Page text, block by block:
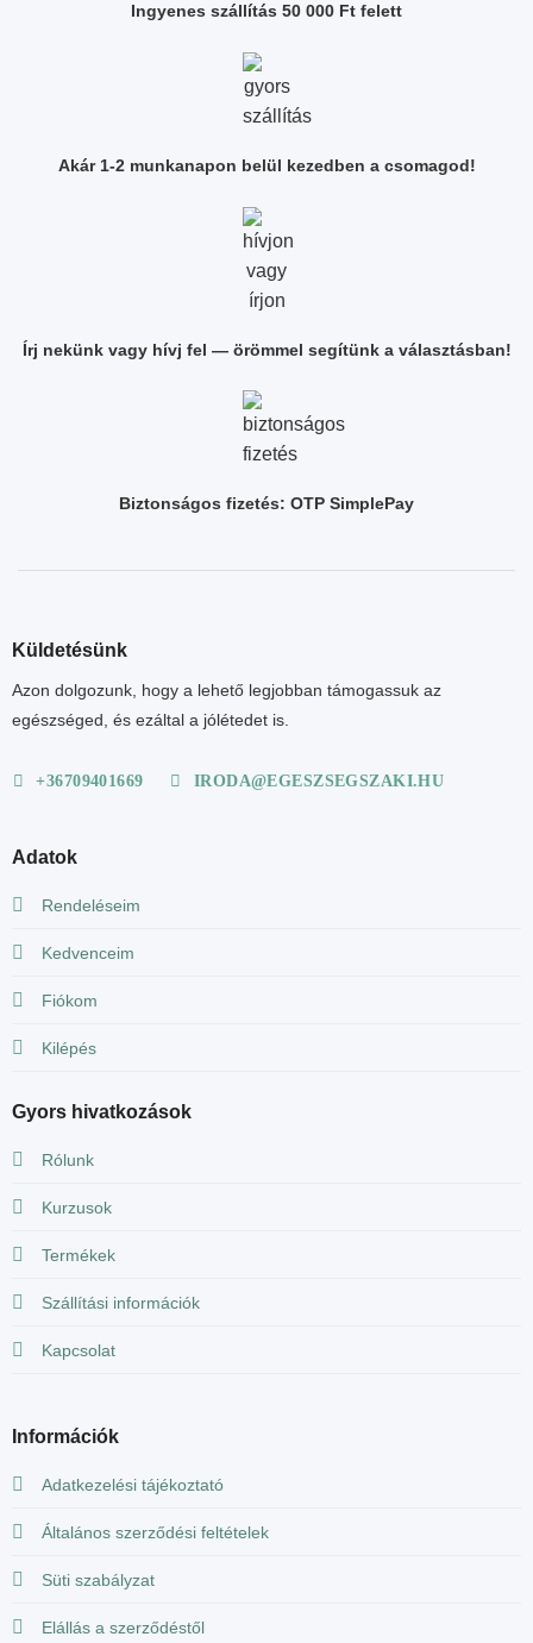
Ingyenes szállítás 50 000 Ft felett
Akár 1-2 munkanapon belül kezedben a csomagod!
Írj nekünk vagy hívj fel — örömmel segítünk a választásban!
Biztonságos fizetés: OTP SimplePay
Küldetésünk
Azon dolgozunk, hogy a lehető legjobban támogassuk az
egészséged, és ezáltal a jólétedet is.
+36709401669 IRODA@EGESZSEGSZAKI.HU
Adatok
Rendeléseim
Kedvenceim
Fiókom
Kilépés
Gyors hivatkozások
Rólunk
Kurzusok
Termékek
Szállítási információk
Kapcsolat
Információk
Adatkezelési tájékoztató
Általános szerződési feltételek
Süti szabályzat
Elállás a szerződéstől